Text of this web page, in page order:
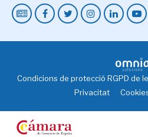
Condicions de protecció RGPD de
Privacitat